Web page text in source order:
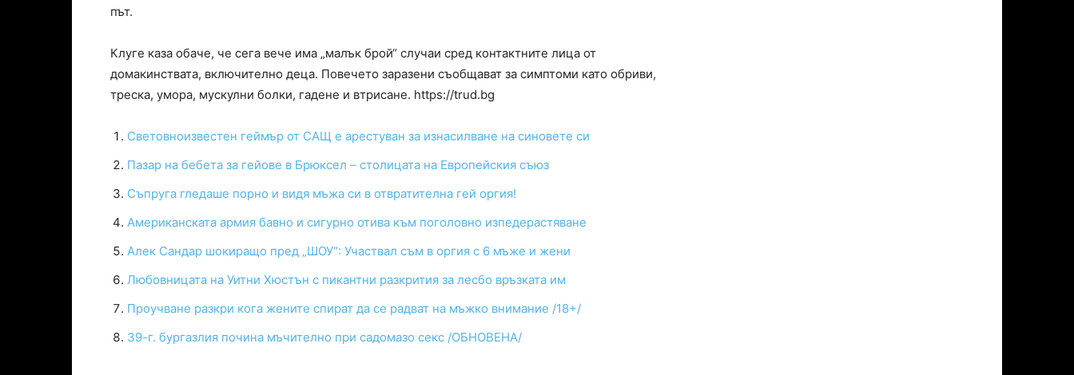
път.
Клуге каза обаче, че сега вече има „малък брой“ случаи сред контактните лица от
домакинствата, включително деца. Повечето заразени съобщават за симптоми като обриви,
треска, умора, мускулни болки, гадене и втрисане. https://trud.bg
Световноизвестен геймър от САЩ е арестуван за изнасилване на синовете си
Пазар на бебета за гейове в Брюксел – столицата на Европейския съюз
Съпруга гледаше порно и видя мъжа си в отвратителна гей оргия!
Американската армия бавно и сигурно отива към поголовно изпедерастяване
Алек Сандар шокиращо пред „ШОУ“: Участвал съм в оргия с 6 мъже и жени
Любовницата на Уитни Хюстън с пикантни разкрития за лесбо връзката им
Проучване разкри кога жените спират да се радват на мъжко внимание /18+/
39-г. бургазлия почина мъчително при садомазо секс /ОБНОВЕНА/